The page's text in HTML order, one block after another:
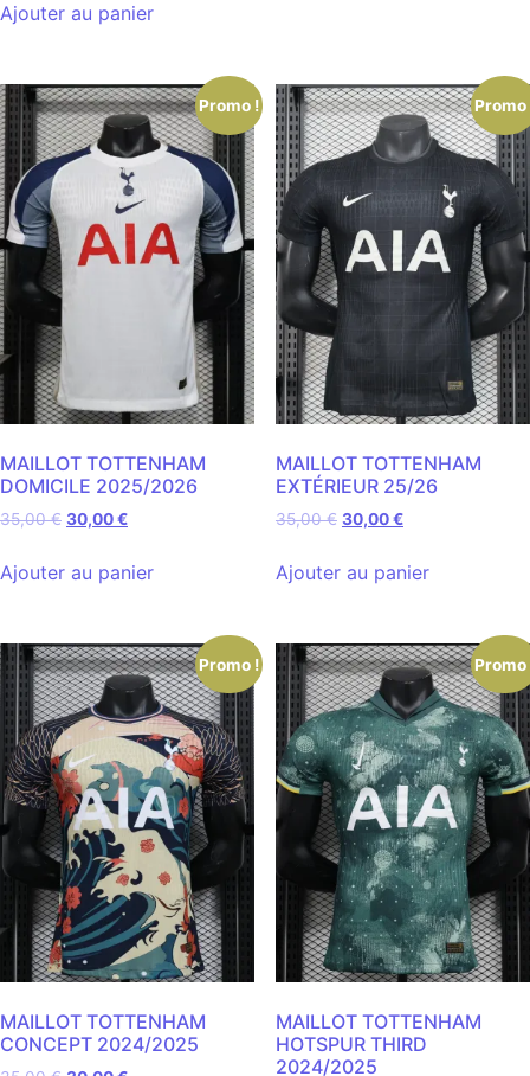
Ajouter au panier
Promo !
MAILLOT TOTTENHAM
DOMICILE 2025/2026
35,00€ 30,00€
Ajouter au panier
Promo
MAILLOT TOTTENHAM
EXTÉRIEUR 25/26
35,00€ 30,00€
Ajouter au panier
Promo !
MAILLOT TOTTENHAM
CONCEPT 2024/2025
Promo
MAILLOT TOTTENHAM
HOTSPUR THIRD
2024/2025